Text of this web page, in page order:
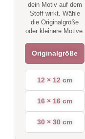
dein Motiv auf dem
Stoff wirkt. Wähle
die Originalgröße
oder kleinere Motive.
Originalgröße
12 × 12 cm
16 × 16 cm
30 × 30 cm